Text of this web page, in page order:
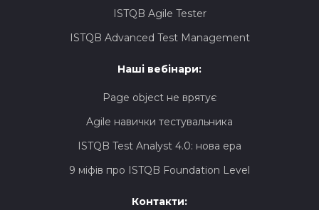
ISTQB Agile Tester
ISTQB Advanced Test Management
Наші вебінари:
Page object не врятує
Agile навички тестувальника
ISTQB Test Analyst 4.0: нова ера
9 міфів про ISTQB Foundation Level
Контакти: